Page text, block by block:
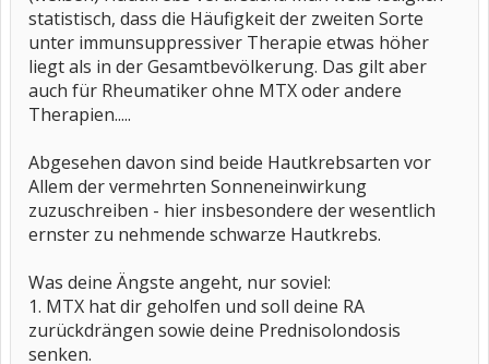
statistisch, dass die Häufigkeit der zweiten Sorte
unter immunsuppressiver Therapie etwas höher
liegt als in der Gesamtbevölkerung. Das gilt aber
auch für Rheumatiker ohne MTX oder andere
Therapien.....
Abgesehen davon sind beide Hautkrebsarten vor
Allem der vermehrten Sonneneinwirkung
zuzuschreiben - hier insbesondere der wesentlich
ernster zu nehmende schwarze Hautkrebs.
Was deine Ängste angeht, nur soviel:
1. MTX hat dir geholfen und soll deine RA
zurückdrängen sowie deine Prednisolondosis
senken.